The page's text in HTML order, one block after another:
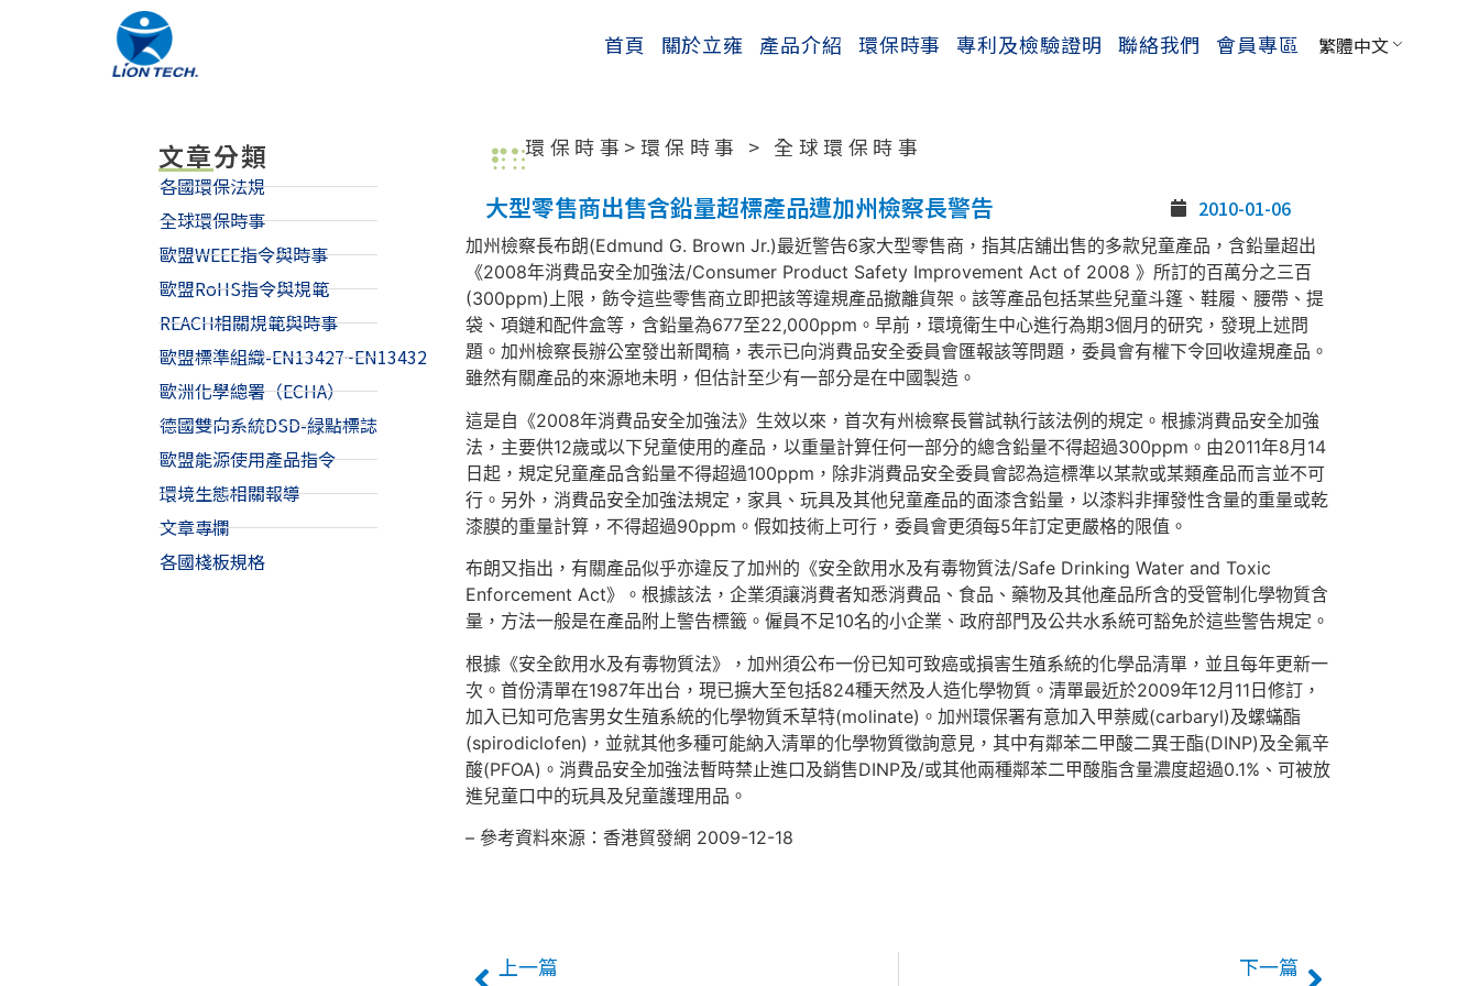
首頁 關於立雍 產品介紹 環保時事 專利及檢驗證明 聯絡我們 會員專區 繁體中文
文章分類
各國環保法規
全球環保時事
歐盟WEEE指令與時事
歐盟RoHS指令與規範
REACH相關規範與時事
歐盟標準組織-EN13427~EN13432
歐洲化學總署（ECHA）
德國雙向系統DSD-緑點標誌
歐盟能源使用產品指令
環境生態相關報導
文章專欄
各國棧板規格
環保時事>環保時事 > 全球環保時事
大型零售商出售含鉛量超標產品遭加州檢察長警告 2010-01-06
加州檢察長布朗(Edmund G. Brown Jr.)最近警告6家大型零售商，指其店舖出售的多款兒童產品，含鉛量超出
《2008年消費品安全加強法/Consumer Product Safety Improvement Act of 2008 》所訂的百萬分之三百
(300ppm)上限，飭令這些零售商立即把該等違規產品撤離貨架。該等產品包括某些兒童斗篷、鞋履、腰帶、提
袋、項鏈和配件盒等，含鉛量為677至22,000ppm。早前，環境衛生中心進行為期3個月的研究，發現上述問
題。加州檢察長辦公室發出新聞稿，表示已向消費品安全委員會匯報該等問題，委員會有權下令回收違規產品。
雖然有關產品的來源地未明，但估計至少有一部分是在中國製造。
這是自《2008年消費品安全加強法》生效以來，首次有州檢察長嘗試執行該法例的規定。根據消費品安全加強
法，主要供12歲或以下兒童使用的產品，以重量計算任何一部分的總含鉛量不得超過300ppm。由2011年8月14
日起，規定兒童產品含鉛量不得超過100ppm，除非消費品安全委員會認為這標準以某款或某類產品而言並不可
行。另外，消費品安全加強法規定，家具、玩具及其他兒童產品的面漆含鉛量，以漆料非揮發性含量的重量或乾
漆膜的重量計算，不得超過90ppm。假如技術上可行，委員會更須每5年訂定更嚴格的限值。
布朗又指出，有關產品似乎亦違反了加州的《安全飲用水及有毒物質法/Safe Drinking Water and Toxic
Enforcement Act》。根據該法，企業須讓消費者知悉消費品、食品、藥物及其他產品所含的受管制化學物質含
量，方法一般是在產品附上警告標籤。僱員不足10名的小企業、政府部門及公共水系統可豁免於這些警告規定。
根據《安全飲用水及有毒物質法》，加州須公布一份已知可致癌或損害生殖系統的化學品清單，並且每年更新一
次。首份清單在1987年出台，現已擴大至包括824種天然及人造化學物質。清單最近於2009年12月11日修訂，
加入已知可危害男女生殖系統的化學物質禾草特(molinate)。加州環保署有意加入甲萘威(carbaryl)及螺蟎酯
(spirodiclofen)，並就其他多種可能納入清單的化學物質徵詢意見，其中有鄰苯二甲酸二異壬酯(DINP)及全氟辛
酸(PFOA)。消費品安全加強法暫時禁止進口及銷售DINP及/或其他兩種鄰苯二甲酸脂含量濃度超過0.1%、可被放
進兒童口中的玩具及兒童護理用品。
– 參考資料來源：香港貿發網 2009-12-18
上一篇 下一篇